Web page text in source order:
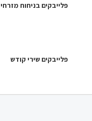
פלייבקים בניחוח מזרחי
פלייבקים שירי קודש